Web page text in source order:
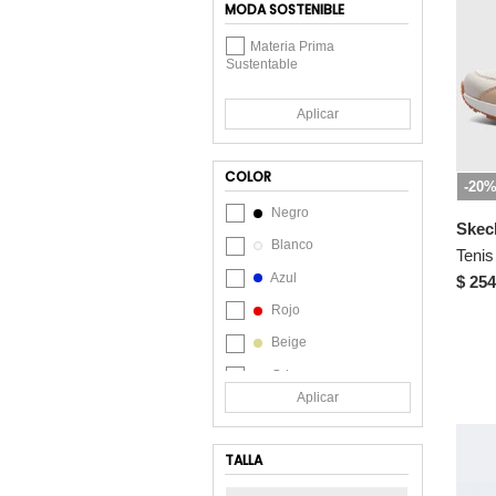
MODA SOSTENIBLE
Materia Prima
Sustentable
Aplicar
COLOR
Negro
Blanco
Azul
Rojo
Beige
Gris
Multicolor
Aplicar
TALLA
-20%
$